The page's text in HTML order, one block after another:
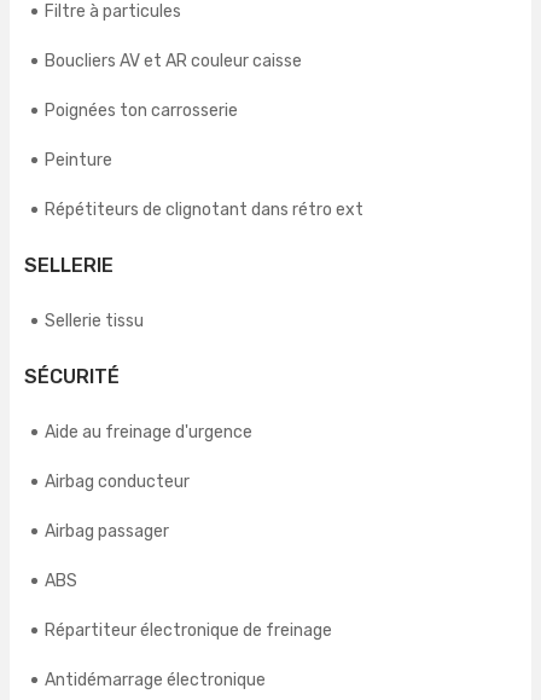
Filtre à particules
Boucliers AV et AR couleur caisse
Poignées ton carrosserie
Peinture
Répétiteurs de clignotant dans rétro ext
SELLERIE
Sellerie tissu
SÉCURITÉ
Aide au freinage d'urgence
Airbag conducteur
Airbag passager
ABS
Répartiteur électronique de freinage
Antidémarrage électronique